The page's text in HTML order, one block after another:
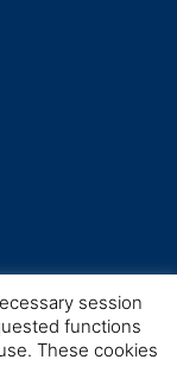
session
functions
These cookies